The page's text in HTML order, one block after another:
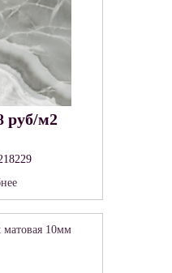
руб/м2
матовая 10мм